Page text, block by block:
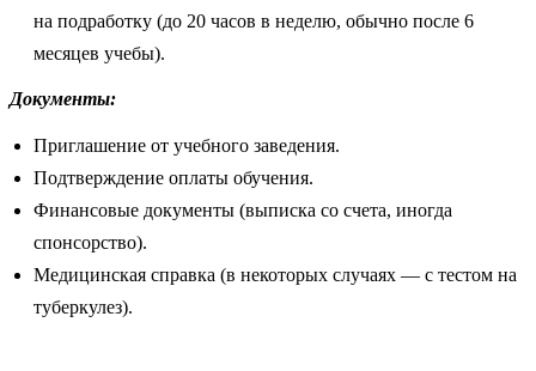
на подработку (до 20 часов в неделю, обычно после 6
месяцев учебы).
Документы:
Приглашение от учебного заведения.
Подтверждение оплаты обучения.
Финансовые документы (выписка со счета, иногда
спонсорство).
Медицинская справка (в некоторых случаях — с тестом на
туберкулез).